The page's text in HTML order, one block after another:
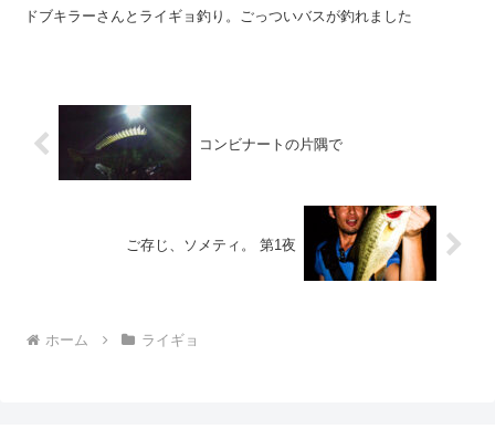
ドブキラーさんとライギョ釣り。ごっついバスが釣れました
コンビナートの片隅で
ご存じ、ソメティ。 第1夜
ホーム ライギョ